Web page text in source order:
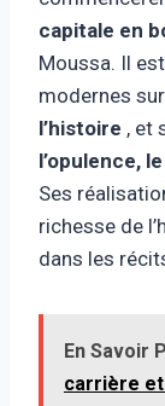
capitale en
Moussa. Il
modernes
l’histoire , et
l’opulence,
Ses
richesse de
dans les
En Savoir
carrière